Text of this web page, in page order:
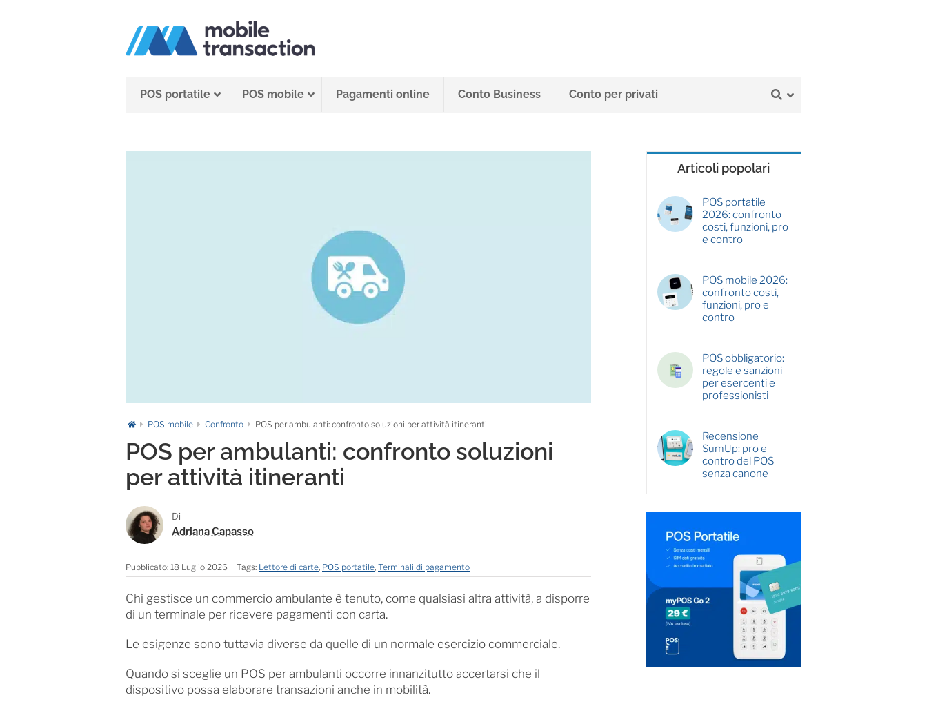
POS portatile POS mobile Pagamenti online Conto Business Conto per privati
POS mobile Confronto POS per ambulanti: confronto soluzioni per attività itineranti
POS per ambulanti: confronto soluzioni
per attività itineranti
Di
Adriana Capasso
Pubblicato: 18 Luglio 2026 Tags: Lettore di carte, POS portatile, Terminali di pagamento
Chi gestisce un commercio ambulante è tenuto, come qualsiasi altra attività, a disporre
di un terminale per ricevere pagamenti con carta.
Le esigenze sono tuttavia diverse da quelle di un normale esercizio commerciale.
Quando si sceglie un POS per ambulanti occorre innanzitutto accertarsi che il
dispositivo possa elaborare transazioni anche in mobilità.
Articoli popolari
POS portatile
2026: confronto
costi, funzioni, pro
e contro
POS mobile 2026:
confronto costi,
funzioni, pro e
contro
POS obbligatorio:
regole e sanzioni
per esercenti e
professionisti
Recensione
SumUp: pro e
contro del POS
senza canone